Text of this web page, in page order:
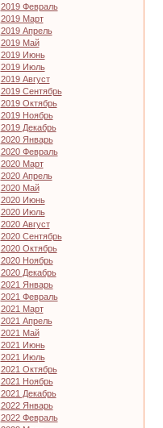
2019 Февраль
2019 Март
2019 Апрель
2019 Май
2019 Июнь
2019 Июль
2019 Август
2019 Сентябрь
2019 Октябрь
2019 Ноябрь
2019 Декабрь
2020 Январь
2020 Февраль
2020 Март
2020 Апрель
2020 Май
2020 Июнь
2020 Июль
2020 Август
2020 Сентябрь
2020 Октябрь
2020 Ноябрь
2020 Декабрь
2021 Январь
2021 Февраль
2021 Март
2021 Апрель
2021 Май
2021 Июнь
2021 Июль
2021 Октябрь
2021 Ноябрь
2021 Декабрь
2022 Январь
2022 Февраль